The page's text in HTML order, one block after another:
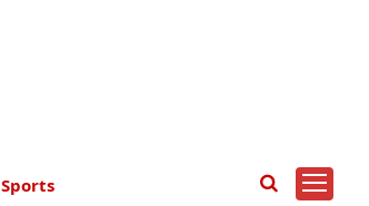
Sports